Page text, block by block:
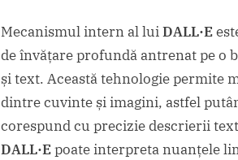
Mecanismul intern al luiDALL·E
de învățare profundă antrenat pe o
și text. Această tehnologie permite
dintre cuvinte și imagini, astfel
corespund cu precizie descrierii
DALL·Epoate interpreta nuanțele